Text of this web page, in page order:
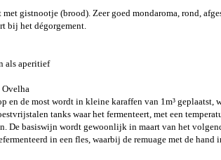
gistnootje (brood). Zeer goed mondaroma, rond,
bij het dégorgement.
als aperitief
de most wordt in kleine karaffen van 1m³
tanks waar het fermenteert, met een
De basiswijn wordt gewoonlijk in maart van het
in een fles, waarbij de remuage met de